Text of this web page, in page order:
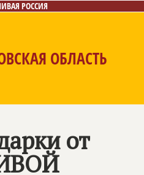
РОССИЯ
ОБЛАСТЬ
от